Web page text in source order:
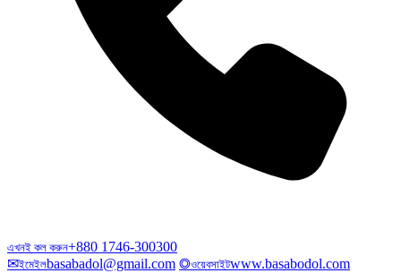
এখনই কল করুন+880 1746-300300
✉ইমেইলbasabadol@gmail.com ◎ওয়েবসাইটwww.basabodol.com